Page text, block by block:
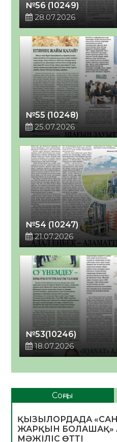
№56 (10249)
28.07.2026
№55 (10248)
25.07.2026
№54 (10247)
21.07.2026
№53(10246)
18.07.2026
Соңғы
ҚЫЗЫЛОРДАДА
ЖАРҚЫН БОЛАШАҚ»
МӘЖІЛІС ӨТТІ